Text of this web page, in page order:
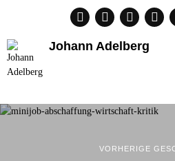
Johann Adelberg
VORHERIGE